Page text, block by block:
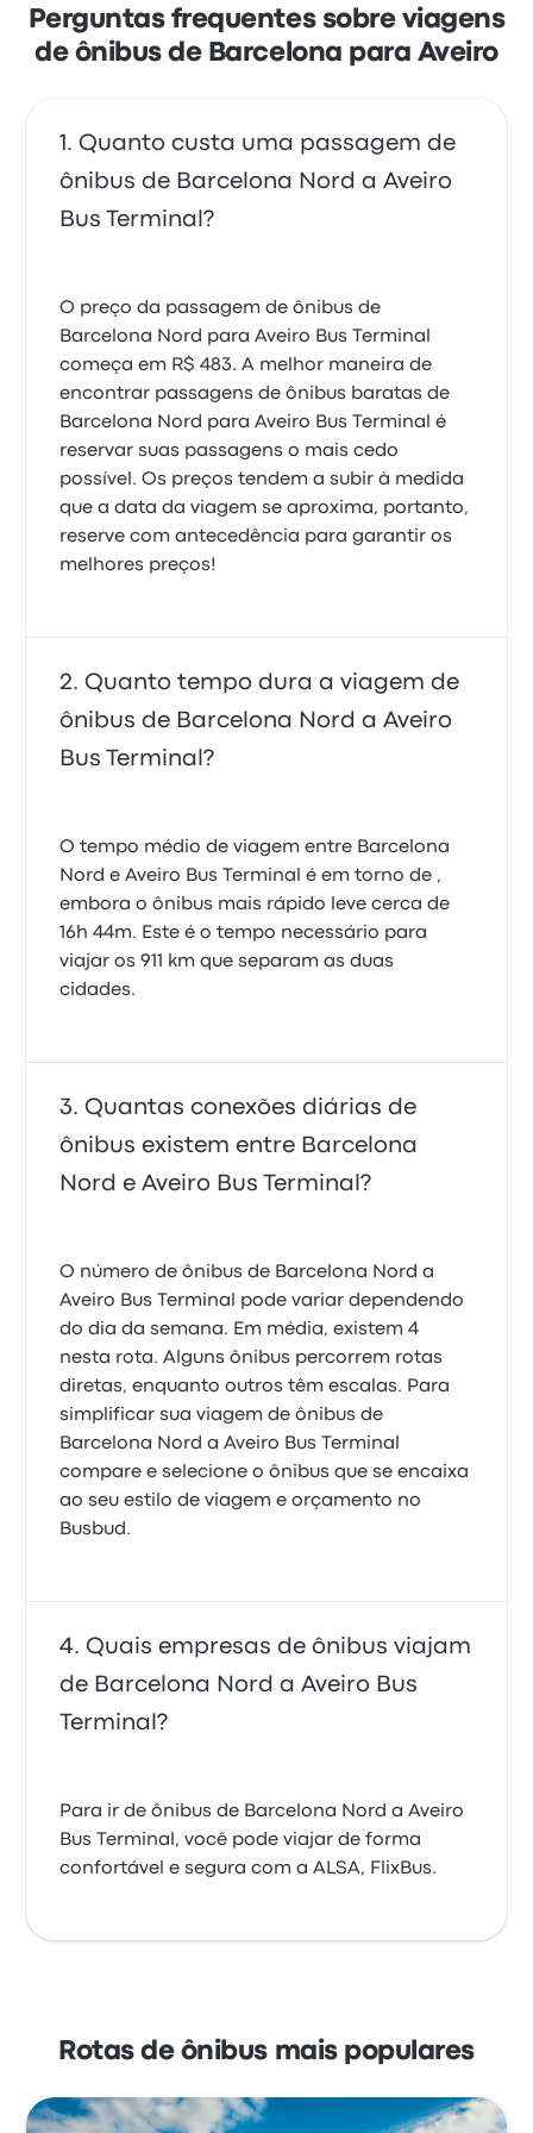
de R$ 547
Perguntas frequentes sobre viagens
de ônibus de Barcelona para Aveiro
Quanto custa uma passagem de
ônibus de Barcelona Nord a Aveiro
Bus Terminal?
O preço da passagem de ônibus de
Barcelona Nord para Aveiro Bus Terminal
começa em R$ 483. A melhor maneira de
encontrar passagens de ônibus baratas de
Barcelona Nord para Aveiro Bus Terminal é
reservar suas passagens o mais cedo
possível. Os preços tendem a subir à medida
que a data da viagem se aproxima, portanto,
reserve com antecedência para garantir os
melhores preços!
Quanto tempo dura a viagem de
ônibus de Barcelona Nord a Aveiro
Bus Terminal?
O tempo médio de viagem entre Barcelona
Nord e Aveiro Bus Terminal é em torno de ,
embora o ônibus mais rápido leve cerca de
16h 44m. Este é o tempo necessário para
viajar os 911 km que separam as duas
cidades.
Quantas conexões diárias de
ônibus existem entre Barcelona
Nord e Aveiro Bus Terminal?
O número de ônibus de Barcelona Nord a
Aveiro Bus Terminal pode variar dependendo
do dia da semana. Em média, existem 4
nesta rota. Alguns ônibus percorrem rotas
diretas, enquanto outros têm escalas. Para
simplificar sua viagem de ônibus de
Barcelona Nord a Aveiro Bus Terminal
compare e selecione o ônibus que se encaixa
ao seu estilo de viagem e orçamento no
Busbud.
Quais empresas de ônibus viajam
de Barcelona Nord a Aveiro Bus
Terminal?
Para ir de ônibus de Barcelona Nord a Aveiro
Bus Terminal, você pode viajar de forma
confortável e segura com a ALSA, FlixBus.
Rotas de ônibus mais populares